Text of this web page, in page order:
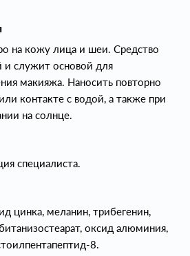
на кожу лица и шеи. Средство
и служит основой для
макияжа. Наносить повторно
контакте с водой, а также при
на солнце.
специалиста.
цинка, меланин, трибегенин,
оксид алюминия,
8.